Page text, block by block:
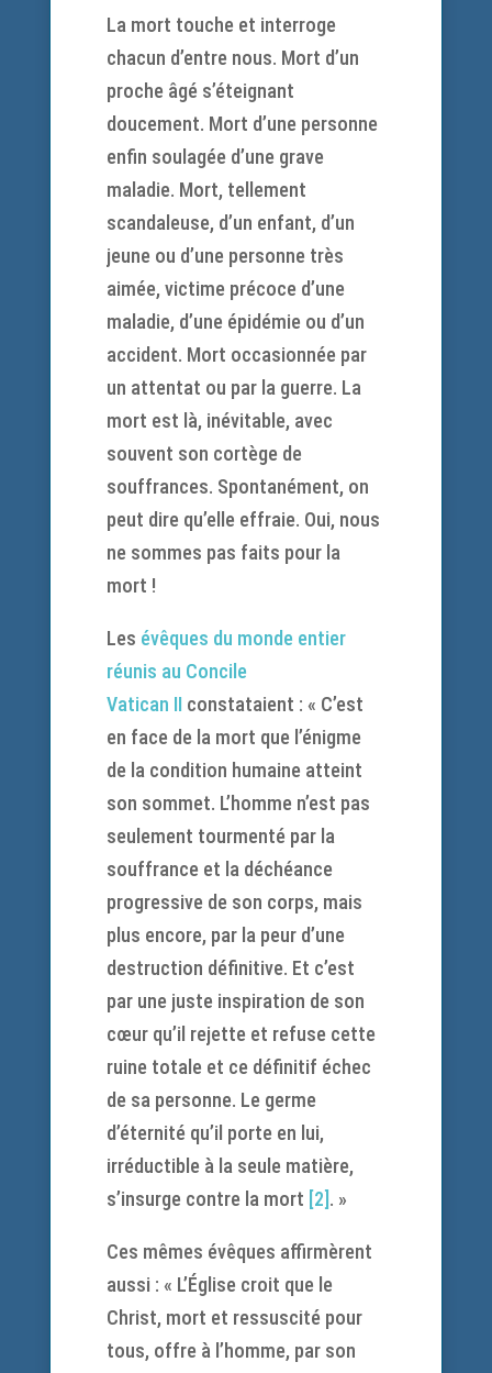
La mort touche et interroge
chacun d’entre nous. Mort d’un
proche âgé s’éteignant
doucement. Mort d’une personne
enfin soulagée d’une grave
maladie. Mort, tellement
scandaleuse, d’un enfant, d’un
jeune ou d’une personne très
aimée, victime précoce d’une
maladie, d’une épidémie ou d’un
accident. Mort occasionnée par
un attentat ou par la guerre. La
mort est là, inévitable, avec
souvent son cortège de
souffrances. Spontanément, on
peut dire qu’elle effraie. Oui, nous
ne sommes pas faits pour la
mort !
Les évêques du monde entier
réunis au Concile
Vatican II constataient : « C’est
en face de la mort que l’énigme
de la condition humaine atteint
son sommet. L’homme n’est pas
seulement tourmenté par la
souffrance et la déchéance
progressive de son corps, mais
plus encore, par la peur d’une
destruction définitive. Et c’est
par une juste inspiration de son
cœur qu’il rejette et refuse cette
ruine totale et ce définitif échec
de sa personne. Le germe
d’éternité qu’il porte en lui,
irréductible à la seule matière,
s’insurge contre la mort [2]. »
Ces mêmes évêques affirmèrent
aussi : « L’Église croit que le
Christ, mort et ressuscité pour
tous, offre à l’homme, par son